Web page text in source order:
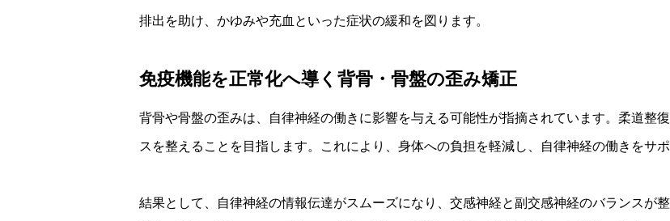
排出を助け、かゆみや充血といった症状の緩和を図ります。
免疫機能を正常化へ導く背骨・骨盤の歪み矯正
背骨や骨盤の歪みは、自律神経の働きに影響を与える可能性が指摘されています。柔道整
スを整えることを目指します。これにより、身体への負担を軽減し、自律神経の働きをサ
結果として、自律神経の情報伝達がスムーズになり、交感神経と副交感神経のバランスが